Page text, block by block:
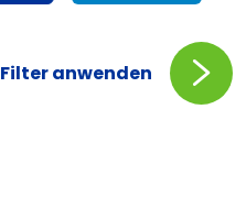
Filter anwenden